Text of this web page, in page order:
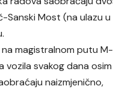
Sanski Most (na ulazu
magistralnom putu M-
vozila svakog dana osim
naizmjenično,